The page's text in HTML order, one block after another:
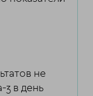
не
3 в день